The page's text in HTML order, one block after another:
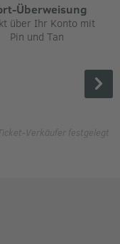
Überweisung
über Ihr Konto mit
Pin und Tan
Verkäufer festgelegt